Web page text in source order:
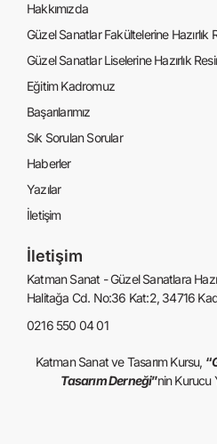
Hakkımızda
Güzel Sanatlar Fakültelerine Hazırlık
Güzel Sanatlar Liselerine Hazırlık
Eğitim Kadromuz
Başarılarımız
Sık Sorulan Sorular
Haberler
Yazılar
İletişim
İletişim
Katman Sanat - Güzel Sanatlara
Halitağa Cd. No:36 Kat:2, 34716
0216 550 04 01
Katman Sanat ve Tasarım Kursu, “
Tasarım Derneği”nin Kurucu